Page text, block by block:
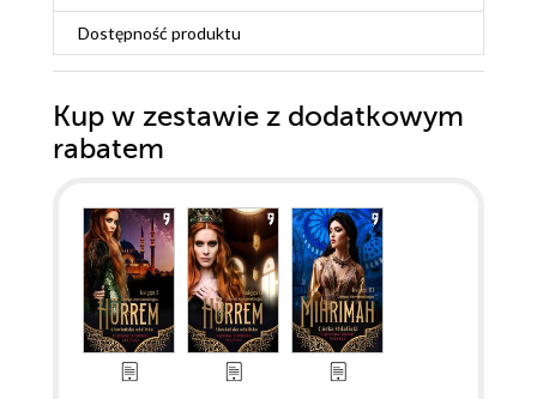
Dostępność produktu
Kup w zestawie z dodatkowym
rabatem